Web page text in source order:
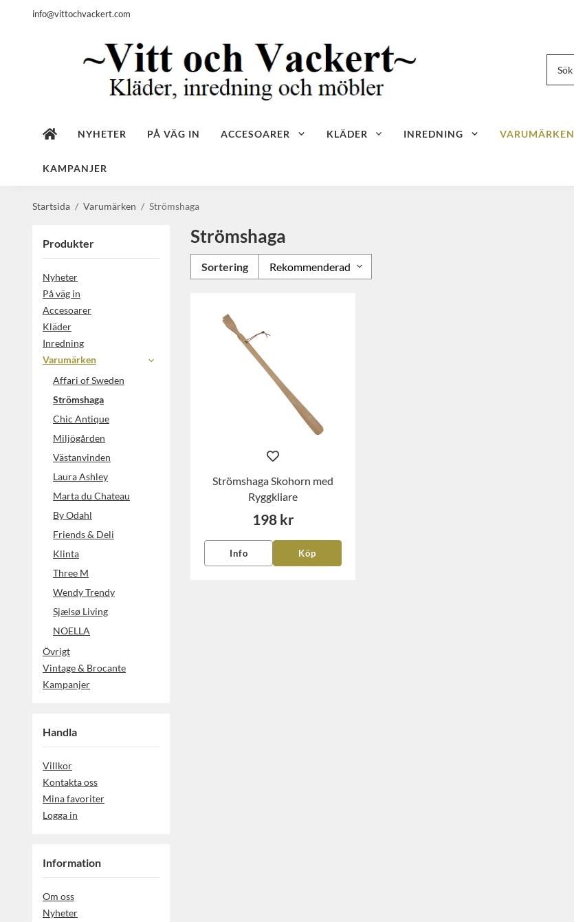
info@vittochvackert.com
NYHETER PÅ VÄG IN ACCESOARER KLÄDER INREDNING VARUMÄRKEN
KAMPANJER
Startsida / Varumärken / Strömshaga
Produkter
Nyheter
På väg in
Accesoarer
Kläder
Inredning
Varumärken
Affari of Sweden
Strömshaga
Chic Antique
Miljögården
Västanvinden
Laura Ashley
Marta du Chateau
By Odahl
Friends & Deli
Klinta
Three M
Wendy Trendy
Sjælsø Living
NOELLA
Övrigt
Vintage & Brocante
Kampanjer
Handla
Villkor
Kontakta oss
Mina favoriter
Logga in
Information
Om oss
Nyheter
Strömshaga
Sortering
Strömshaga Skohorn med
Ryggkliare
198 kr
Info Köp